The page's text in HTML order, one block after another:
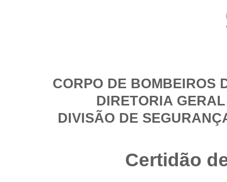
CORPO DE BOMBEIROS
DIRETORIA
DIVISÃO DE
Certidão